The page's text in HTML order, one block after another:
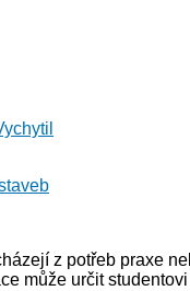
z potřeb praxe
může určit